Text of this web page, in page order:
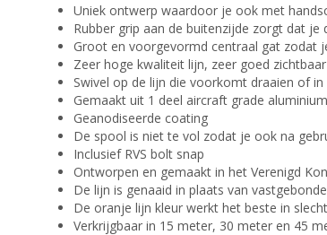
Uniek ontwerp waardoor je ook met
Rubber grip aan de buitenzijde zorgt dat
Groot en voorgevormd centraal gat zodat
Zeer hoge kwaliteit lijn, zeer goed zichtbaar
Swivel op de lijn die voorkomt draaien of
Gemaakt uit 1 deel aircraft grade aluminium
Geanodiseerde coating
De spool is niet te vol zodat je ook na
Inclusief RVS bolt snap
Ontworpen en gemaakt in het Verenigd
De lijn is genaaid in plaats van
De oranje lijn kleur werkt het beste in
Verkrijgbaar in 15 meter, 30 meter en 45